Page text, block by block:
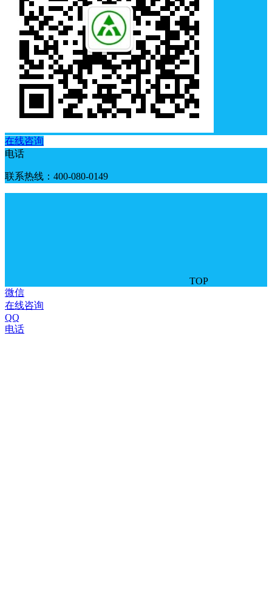
在线咨询
电话
联系热线：400-080-0149
TOP
微信
在线咨询
QQ
电话